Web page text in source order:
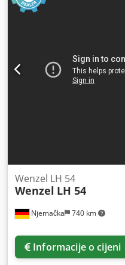
Wirlos Procesor glave: PHC
postavljanje i puštanje u
pružiti detaljnu ponudu!
usmjerena isključivo na
Njemačka 740 km
Wenzel LH 54
Wenzel LH 54
Informacije o cijeni